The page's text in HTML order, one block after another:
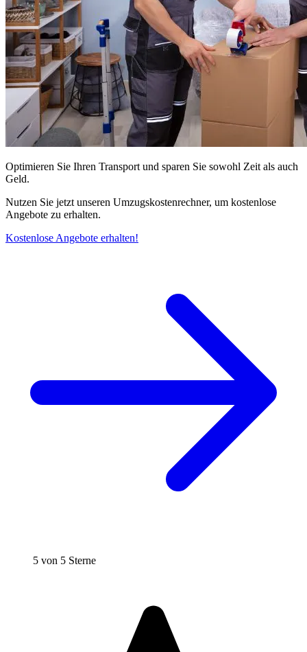
Optimieren Sie Ihren Transport und sparen Sie sowohl Zeit als auch
Geld.
Nutzen Sie jetzt unseren Umzugskostenrechner, um kostenlose
Angebote zu erhalten.
Kostenlose Angebote erhalten!
5 von 5 Sterne